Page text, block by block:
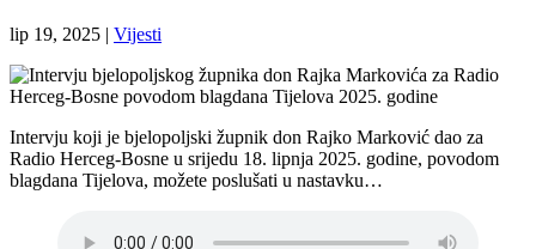
lip 19, 2025 | Vijesti
Intervju koji je bjelopoljski župnik don Rajko Marković dao za
Radio Herceg-Bosne u srijedu 18. lipnja 2025. godine, povodom
blagdana Tijelova, možete poslušati u nastavku…